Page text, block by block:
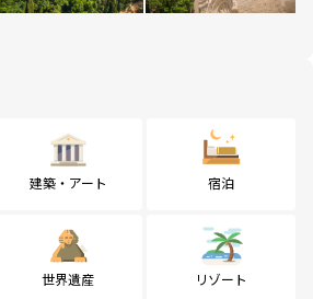
建築・アート 宿泊
世界遺産 リゾート